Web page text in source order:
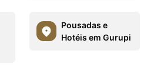
Pousadas e
Hotéis em Gurupi